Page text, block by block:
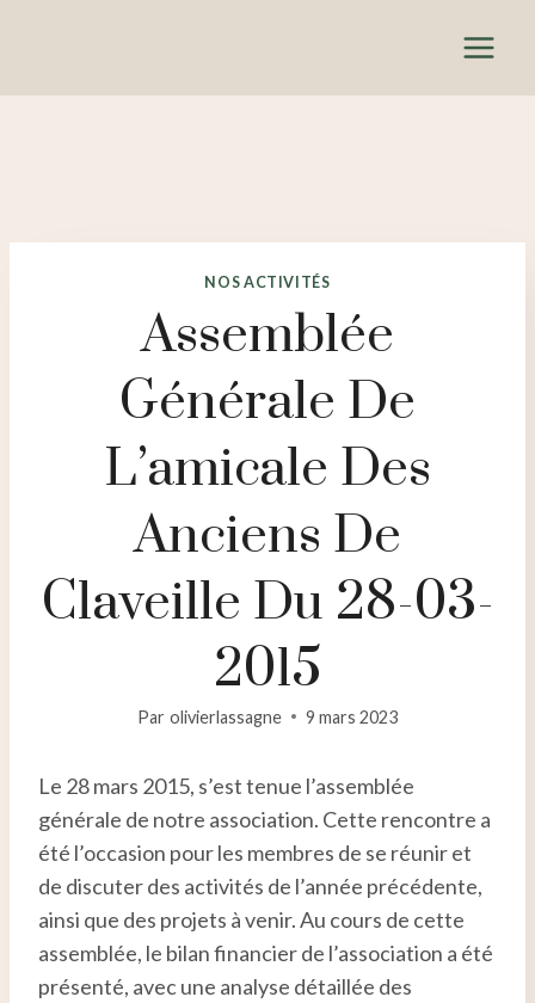
NOS ACTIVITÉS
Assemblée
Générale De
L’amicale Des
Anciens De
Claveille Du 28-03-
2015
Par olivierlassagne 9 mars 2023
Le 28 mars 2015, s’est tenue l’assemblée
générale de notre association. Cette rencontre a
été l’occasion pour les membres de se réunir et
de discuter des activités de l’année précédente,
ainsi que des projets à venir. Au cours de cette
assemblée, le bilan financier de l’association a été
présenté, avec une analyse détaillée des